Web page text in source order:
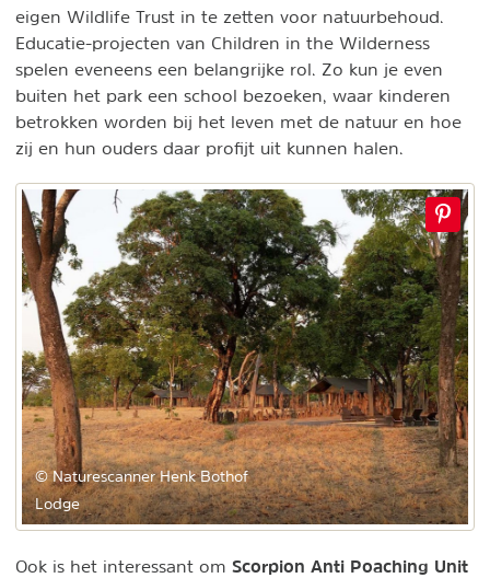
eigen Wildlife Trust in te zetten voor natuurbehoud.
Educatie-projecten van Children in the Wilderness
spelen eveneens een belangrijke rol. Zo kun je even
buiten het park een school bezoeken, waar kinderen
betrokken worden bij het leven met de natuur en hoe
zij en hun ouders daar profijt uit kunnen halen.
© Naturescanner Henk Bothof
Lodge
Ook is het interessant om Scorpion Anti Poaching Unit